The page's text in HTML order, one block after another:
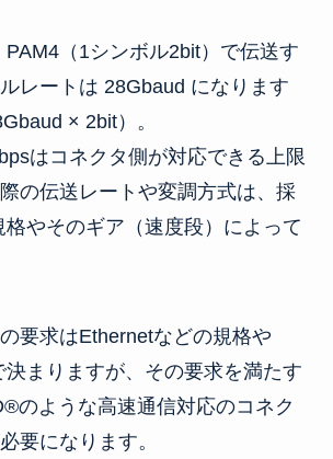
（1シンボル2bit）で伝送す
レートは 28Gbaud になります
× 2bit）。
はコネクタ側が対応できる上限
の伝送レートや変調方式は、採
やそのギア（速度段）によって
要求はEthernetなどの規格や
決まりますが、その要求を満たす
のような高速通信対応のコネク
要になります。